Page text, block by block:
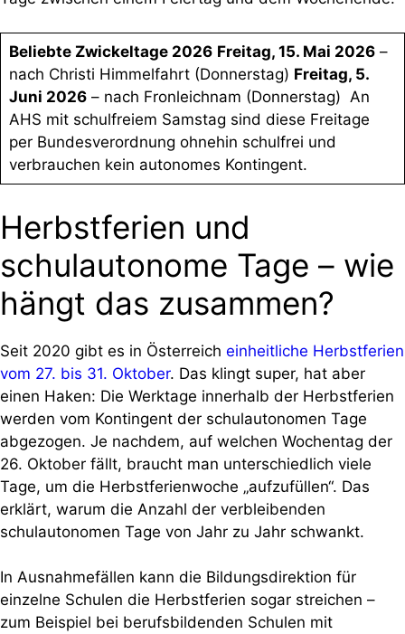
Beliebte Zwickeltage 2026 Freitag, 15. Mai 2026–
nach Christi Himmelfahrt (Donnerstag) Freitag, 5.
Juni 2026– nach Fronleichnam (Donnerstag) An
AHS mit schulfreiem Samstag sind diese Freitage
per Bundesverordnung ohnehin schulfrei und
verbrauchen kein autonomes Kontingent.
Herbstferien und
schulautonome Tage – wie
hängt das zusammen?
Seit 2020 gibt es in Österreich einheitliche Herbstferien
vom 27. bis 31. Oktober. Das klingt super, hat aber
einen Haken: Die Werktage innerhalb der Herbstferien
werden vom Kontingent der schulautonomen Tage
abgezogen. Je nachdem, auf welchen Wochentag der
26. Oktober fällt, braucht man unterschiedlich viele
Tage, um die Herbstferienwoche „aufzufüllen“. Das
erklärt, warum die Anzahl der verbleibenden
schulautonomen Tage von Jahr zu Jahr schwankt.
In Ausnahmefällen kann die Bildungsdirektion für
einzelne Schulen die Herbstferien sogar streichen –
zum Beispiel bei berufsbildenden Schulen mit